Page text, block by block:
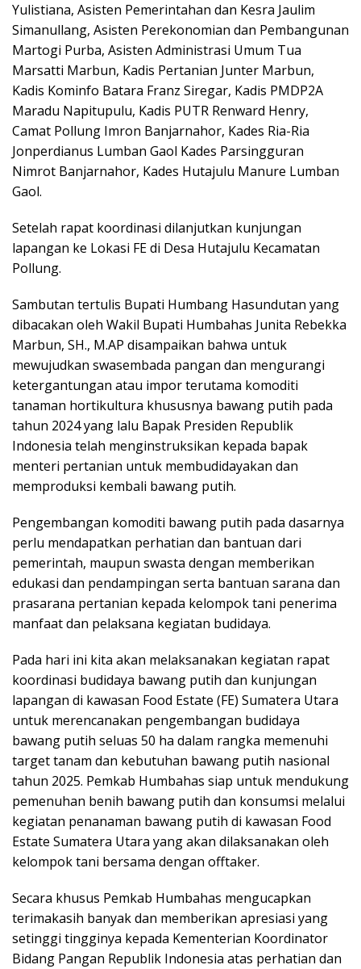
Yulistiana, Asisten Pemerintahan dan Kesra Jaulim
Simanullang, Asisten Perekonomian dan Pembangunan
Martogi Purba, Asisten Administrasi Umum Tua
Marsatti Marbun, Kadis Pertanian Junter Marbun,
Kadis Kominfo Batara Franz Siregar, Kadis PMDP2A
Maradu Napitupulu, Kadis PUTR Renward Henry,
Camat Pollung Imron Banjarnahor, Kades Ria-Ria
Jonperdianus Lumban Gaol Kades Parsingguran
Nimrot Banjarnahor, Kades Hutajulu Manure Lumban
Gaol.
Setelah rapat koordinasi dilanjutkan kunjungan
lapangan ke Lokasi FE di Desa Hutajulu Kecamatan
Pollung.
Sambutan tertulis Bupati Humbang Hasundutan yang
dibacakan oleh Wakil Bupati Humbahas Junita Rebekka
Marbun, SH., M.AP disampaikan bahwa untuk
mewujudkan swasembada pangan dan mengurangi
ketergantungan atau impor terutama komoditi
tanaman hortikultura khususnya bawang putih pada
tahun 2024 yang lalu Bapak Presiden Republik
Indonesia telah menginstruksikan kepada bapak
menteri pertanian untuk membudidayakan dan
memproduksi kembali bawang putih.
Pengembangan komoditi bawang putih pada dasarnya
perlu mendapatkan perhatian dan bantuan dari
pemerintah, maupun swasta dengan memberikan
edukasi dan pendampingan serta bantuan sarana dan
prasarana pertanian kepada kelompok tani penerima
manfaat dan pelaksana kegiatan budidaya.
Pada hari ini kita akan melaksanakan kegiatan rapat
koordinasi budidaya bawang putih dan kunjungan
lapangan di kawasan Food Estate (FE) Sumatera Utara
untuk merencanakan pengembangan budidaya
bawang putih seluas 50 ha dalam rangka memenuhi
target tanam dan kebutuhan bawang putih nasional
tahun 2025. Pemkab Humbahas siap untuk mendukung
pemenuhan benih bawang putih dan konsumsi melalui
kegiatan penanaman bawang putih di kawasan Food
Estate Sumatera Utara yang akan dilaksanakan oleh
kelompok tani bersama dengan offtaker.
Secara khusus Pemkab Humbahas mengucapkan
terimakasih banyak dan memberikan apresiasi yang
setinggi tingginya kepada Kementerian Koordinator
Bidang Pangan Republik Indonesia atas perhatian dan